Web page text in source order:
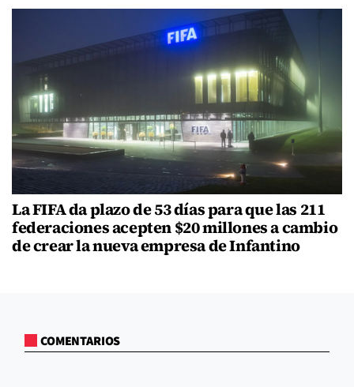
La FIFA da plazo de 53 días para que las 211
federaciones acepten $20 millones a cambio
de crear la nueva empresa de Infantino
COMENTARIOS